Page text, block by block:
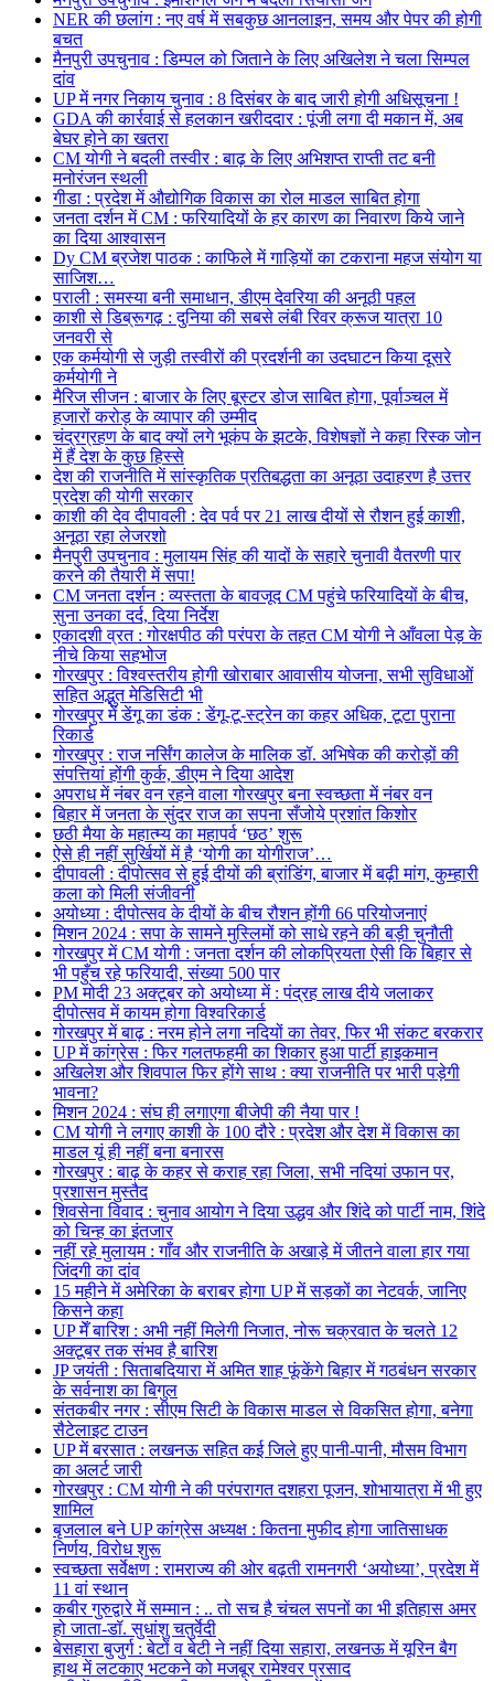
NER की छलांग : नए वर्ष में सबकुछ आनलाइन, समय और पेपर की होगी
बचत
मैनपुरी उपचुनाव : डिम्पल को जिताने के लिए अखिलेश ने चला सिम्पल
दांव
UP में नगर निकाय चुनाव : 8 दिसंबर के बाद जारी होगी अधिसूचना !
GDA की कार्रवाई से हलकान खरीददार : पूंजी लगा दी मकान में, अब
बेघर होने का खतरा
CM योगी ने बदली तस्वीर : बाढ़ के लिए अभिशप्त राप्ती तट बनी
मनोरंजन स्थली
गीडा : प्रदेश में औद्योगिक विकास का रोल माडल साबित होगा
जनता दर्शन में CM : फरियादियों के हर कारण का निवारण किये जाने
का दिया आश्वासन
Dy CM ब्रजेश पाठक : काफिले में गाड़ियों का टकराना महज संयोग या
साजिश…
पराली : समस्या बनी समाधान, डीएम देवरिया की अनूठी पहल
काशी से डिब्रूगढ़ : दुनिया की सबसे लंबी रिवर क्रूज यात्रा 10
जनवरी से
एक कर्मयोगी से जुड़ी तस्वीरों की प्रदर्शनी का उदघाटन किया दूसरे
कर्मयोगी ने
मैरिज सीजन : बाजार के लिए बूस्टर डोज साबित होगा, पूर्वाञ्चल में
हजारों करोड़ के व्यापार की उम्मीद
चंद्रग्रहण के बाद क्यों लगे भूकंप के झटके, विशेषज्ञों ने कहा रिस्क जोन
में हैं देश के कुछ हिस्से
देश की राजनीति में सांस्कृतिक प्रतिबद्धता का अनूठा उदाहरण है उत्तर
प्रदेश की योगी सरकार
काशी की देव दीपावली : देव पर्व पर 21 लाख दीयों से रौशन हुई काशी,
अनूठा रहा लेजरशो
मैनपुरी उपचुनाव : मुलायम सिंह की यादों के सहारे चुनावी वैतरणी पार
करने की तैयारी में सपा!
CM जनता दर्शन : व्यस्तता के बावजूद CM पहुंचे फरियादियों के बीच,
सुना उनका दर्द, दिया निर्देश
एकादशी व्रत : गोरक्षपीठ की परंपरा के तहत CM योगी ने आँवला पेड़ के
नीचे किया सहभोज
गोरखपुर : विश्वस्तरीय होगी खोराबार आवासीय योजना, सभी सुविधाओं
सहित अद्भुत मेडिसिटी भी
गोरखपुर में डेंगू का डंक : डेंगू-टू-स्ट्रेन का कहर अधिक, टूटा पुराना
रिकार्ड
गोरखपुर : राज नर्सिंग कालेज के मालिक डॉ. अभिषेक की करोड़ों की
संपत्तियां होंगी कुर्क, डीएम ने दिया आदेश
अपराध में नंबर वन रहने वाला गोरखपुर बना स्वच्छता में नंबर वन
बिहार में जनता के सुंदर राज का सपना सँजोये प्रशांत किशोर
छठी मैया के महात्म्य का महापर्व ‘छठ’ शुरू
ऐसे ही नहीं सुर्खियों में है ‘योगी का योगीराज’…
दीपावली : दीपोत्सव से हुई दीयों की ब्रांडिंग, बाजार में बढ़ी मांग, कुम्हारी
कला को मिली संजीवनी
अयोध्या : दीपोत्सव के दीयों के बीच रौशन होंगी 66 परियोजनाएं
मिशन 2024 : सपा के सामने मुस्लिमों को साधे रहने की बड़ी चुनौती
गोरखपुर में CM योगी : जनता दर्शन की लोकप्रियता ऐसी कि बिहार से
भी पहुँच रहे फरियादी, संख्या 500 पार
PM मोदी 23 अक्टूबर को अयोध्या में : पंद्रह लाख दीये जलाकर
दीपोत्सव में कायम होगा विश्वरिकार्ड
गोरखपुर में बाढ़ : नरम होने लगा नदियों का तेवर, फिर भी संकट बरकरार
UP में कांग्रेस : फिर गलतफहमी का शिकार हुआ पार्टी हाइकमान
अखिलेश और शिवपाल फिर होंगे साथ : क्या राजनीति पर भारी पड़ेगी
भावना?
मिशन 2024 : संघ ही लगाएगा बीजेपी की नैया पार !
CM योगी ने लगाए काशी के 100 दौरे : प्रदेश और देश में विकास का
माडल यूं ही नहीं बना बनारस
गोरखपुर : बाढ़ के कहर से कराह रहा जिला, सभी नदियां उफान पर,
प्रशासन मुस्तैद
शिवसेना विवाद : चुनाव आयोग ने दिया उद्धव और शिंदे को पार्टी नाम, शिंदे
को चिन्ह का इंतजार
नहीं रहे मुलायम : गाँव और राजनीति के अखाड़े में जीतने वाला हार गया
जिंदगी का दांव
15 महीने में अमेरिका के बराबर होगा UP में सड़कों का नेटवर्क, जानिए
किसने कहा
UP मेँ बारिश : अभी नहीं मिलेगी निजात, नोरू चक्रवात के चलते 12
अक्टूबर तक संभव है बारिश
JP जयंती : सिताबदियारा में अमित शाह फूंकेंगे बिहार में गठबंधन सरकार
के सर्वनाश का बिगुल
संतकबीर नगर : सीएम सिटी के विकास माडल से विकसित होगा, बनेगा
सैटेलाइट टाउन
UP में बरसात : लखनऊ सहित कई जिले हुए पानी-पानी, मौसम विभाग
का अलर्ट जारी
गोरखपुर : CM योगी ने की परंपरागत दशहरा पूजन, शोभायात्रा में भी हुए
शामिल
बृजलाल बने UP कांग्रेस अध्यक्ष : कितना मुफीद होगा जातिसाधक
निर्णय, विरोध शुरू
स्वच्छता सर्वेक्षण : रामराज्य की ओर बढ़ती रामनगरी ‘अयोध्या’, प्रदेश में
11 वां स्थान
कबीर गुरुद्वारे में सम्मान : .. तो सच है चंचल सपनों का भी इतिहास अमर
हो जाता-डॉ. सुधांशु चतुर्वेदी
बेसहारा बुजुर्ग : बेटों व बेटी ने नहीं दिया सहारा, लखनऊ में यूरिन बैग
हाथ में लटकाए भटकने को मजबूर रामेश्वर प्रसाद